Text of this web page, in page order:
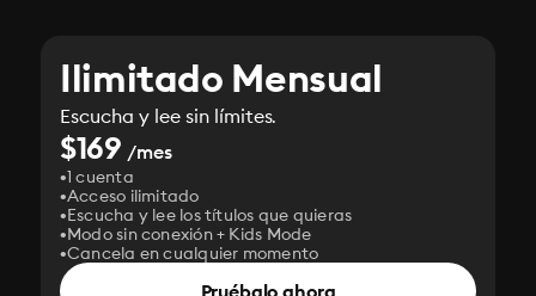
Ilimitado Mensual
Escucha y lee sin límites.
$169 /mes
1 cuenta
Acceso ilimitado
Escucha y lee los títulos que quieras
Modo sin conexión + Kids Mode
Cancela en cualquier momento
Pruébalo ahora